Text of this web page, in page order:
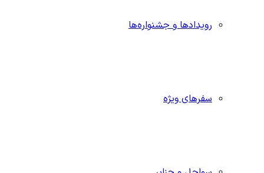
رویدادها و جشنواره‌ها
سفرهای ویژه